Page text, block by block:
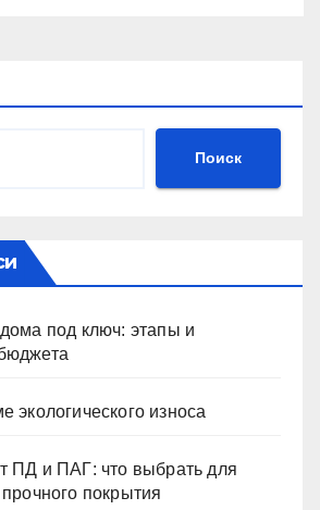
Поиск
под ключ: этапы и
экологического износа
ПД и ПАГ: что выбрать для
покрытия